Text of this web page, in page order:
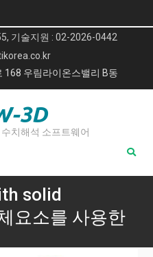
기술지원 : 02-2026-0442
168 우림라이온스밸리 B동
3D
치해석 소프트웨어
solid
요소를 사용한